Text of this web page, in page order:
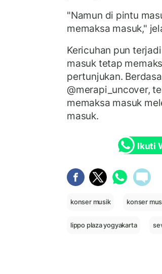
"Namun di pintu
memaksa masuk,"
Kericuhan pun
masuk tetap
pertunjukan.
@merapi_uncover,
memaksa masuk
masuk.
Ikuti
konser musik konser
lippo plaza yogyakarta